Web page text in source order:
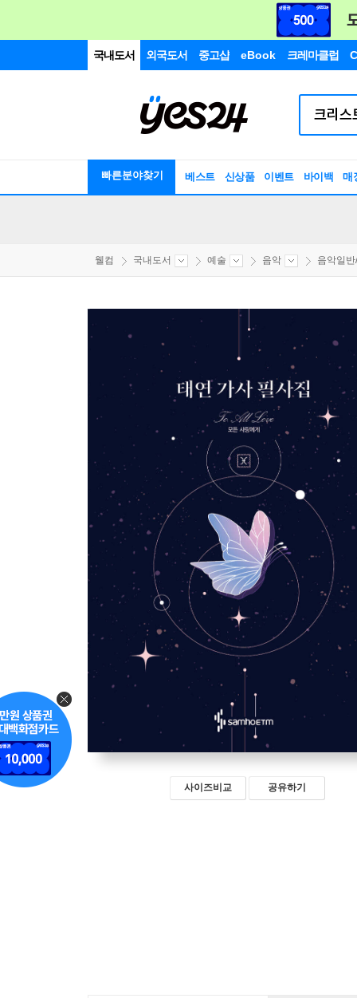
국내도서 외국도서 중고샵 eBook 크레마클럽
빠른분야찾기 베스트 신상품 이벤트 바이백 매
웰컴 국내도서 예술 음악 음악일
사이즈비교 공유하기